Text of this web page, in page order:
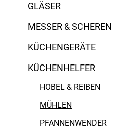
GLÄSER
MESSER & SCHEREN
KÜCHENGERÄTE
KÜCHENHELFER
HOBEL & REIBEN
MÜHLEN
PFANNENWENDER